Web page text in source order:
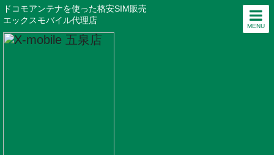
MENU
ドコモアンテナを使った格安SIM販売
エックスモバイル代理店